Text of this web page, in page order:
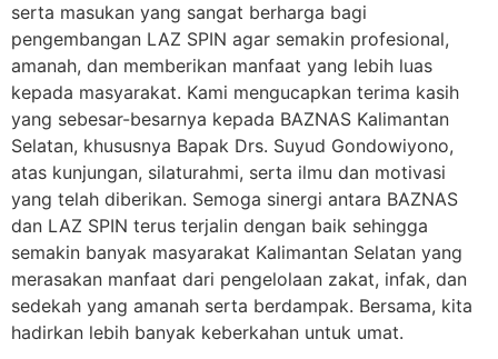
serta masukan yang sangat berharga bagi
pengembangan LAZ SPIN agar semakin profesional,
amanah, dan memberikan manfaat yang lebih luas
kepada masyarakat. Kami mengucapkan terima kasih
yang sebesar-besarnya kepada BAZNAS Kalimantan
Selatan, khususnya Bapak Drs. Suyud Gondowiyono,
atas kunjungan, silaturahmi, serta ilmu dan motivasi
yang telah diberikan. Semoga sinergi antara BAZNAS
dan LAZ SPIN terus terjalin dengan baik sehingga
semakin banyak masyarakat Kalimantan Selatan yang
merasakan manfaat dari pengelolaan zakat, infak, dan
sedekah yang amanah serta berdampak. Bersama, kita
hadirkan lebih banyak keberkahan untuk umat.